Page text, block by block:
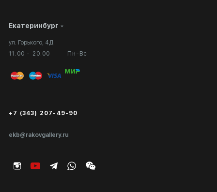
Екатеринбург
ул. Горького, 4Д
11:00 - 20:00
Пн-Вс
ekb@rakovgallery.ru
+7 (343) 207-49-90
Личный кабинет
Вопросы и ответы
Публичная оферта
Экспертиза/Вывоз за границу
Подарочные сертификаты
Сотрудничество
Выставка в галерее